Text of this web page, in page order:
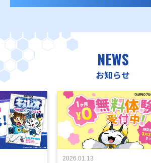
NEWS
お知らせ
2026.01.13